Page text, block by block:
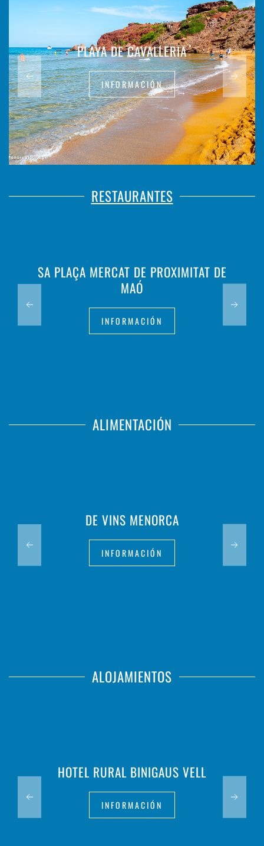
PLAYA DE CAVALLERIA
INFORMACIÓN
RESTAURANTES
SA PLAÇA MERCAT DE PROXIMITAT DE
MAÓ
INFORMACIÓN
ALIMENTACIÓN
DE VINS MENORCA
INFORMACIÓN
ALOJAMIENTOS
HOTEL RURAL BINIGAUS VELL
INFORMACIÓN